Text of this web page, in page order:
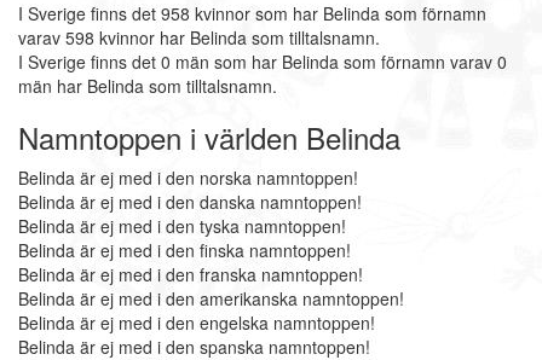
I Sverige finns det 958 kvinnor som har Belinda som förnamn
varav 598 kvinnor har Belinda som tilltalsnamn.
I Sverige finns det 0 män som har Belinda som förnamn varav 0
män har Belinda som tilltalsnamn.
Namntoppen i världen Belinda
Belinda är ej med i den norska namntoppen!
Belinda är ej med i den danska namntoppen!
Belinda är ej med i den tyska namntoppen!
Belinda är ej med i den finska namntoppen!
Belinda är ej med i den franska namntoppen!
Belinda är ej med i den amerikanska namntoppen!
Belinda är ej med i den engelska namntoppen!
Belinda är ej med i den spanska namntoppen!